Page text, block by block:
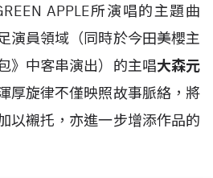
APPLE所演唱的主題曲
演員領域（同時於今田美櫻主
》中客串演出）的主唱大森元
厚旋律不僅映照故事脈絡，將
以襯托，亦進一步增添作品的